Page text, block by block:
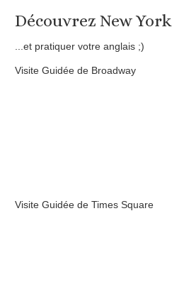
Découvrez New York
...et pratiquer votre anglais ;)
Visite Guidée de Broadway
Visite Guidée de Times Square